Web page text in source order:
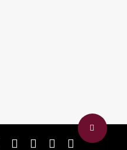
linkedininstagram
phoneemail